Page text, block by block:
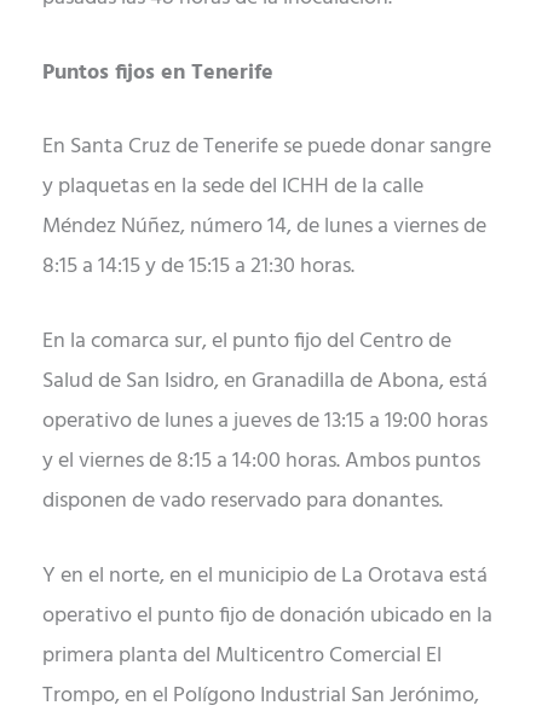
Puntos fijos en Tenerife
En Santa Cruz de Tenerife se puede donar sangre
y plaquetas en la sede del ICHH de la calle
Méndez Núñez, número 14, de lunes a viernes de
8:15 a 14:15 y de 15:15 a 21:30 horas.
En la comarca sur, el punto fijo del Centro de
Salud de San Isidro, en Granadilla de Abona, está
operativo de lunes a jueves de 13:15 a 19:00 horas
y el viernes de 8:15 a 14:00 horas. Ambos puntos
disponen de vado reservado para donantes.
Y en el norte, en el municipio de La Orotava está
operativo el punto fijo de donación ubicado en la
primera planta del Multicentro Comercial El
Trompo, en el Polígono Industrial San Jerónimo,